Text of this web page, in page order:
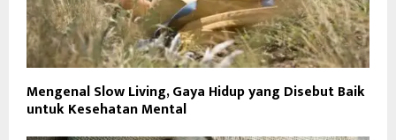
Mengenal Slow Living, Gaya Hidup yang Disebut Baik
untuk Kesehatan Mental